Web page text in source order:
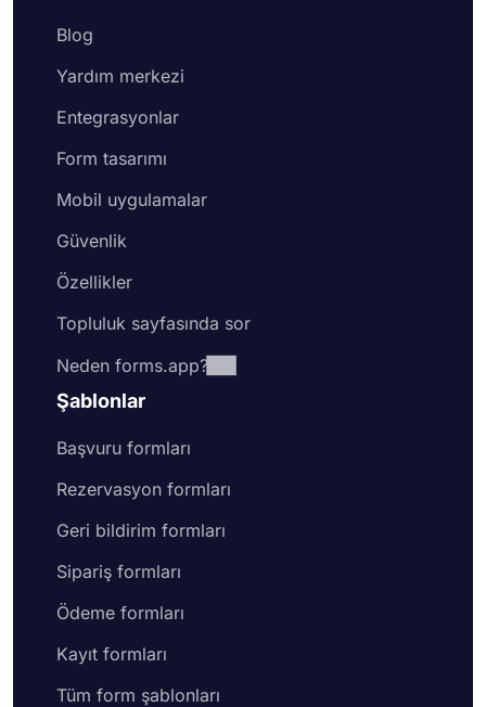
Blog
Yardım merkezi
Entegrasyonlar
Form tasarımı
Mobil uygulamalar
Güvenlik
Özellikler
Topluluk sayfasında sor
Neden forms.app?
Şablonlar
Başvuru formları
Rezervasyon formları
Geri bildirim formları
Sipariş formları
Ödeme formları
Kayıt formları
Tüm form şablonları